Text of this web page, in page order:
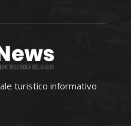
turistico informativo